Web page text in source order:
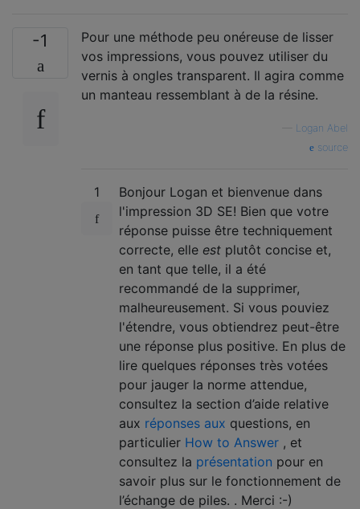
-1
Pour une méthode peu onéreuse de lisser
vos impressions, vous pouvez utiliser du
vernis à ongles transparent. Il agira comme
un manteau ressemblant à de la résine.
Logan Abel
source
1
Bonjour Logan et bienvenue dans
l'impression 3D SE! Bien que votre
réponse puisse être techniquement
correcte, elle est plutôt concise et,
en tant que telle, il a été
recommandé de la supprimer,
malheureusement. Si vous pouviez
l'étendre, vous obtiendrez peut-être
une réponse plus positive. En plus de
lire quelques réponses très votées
pour jauger la norme attendue,
consultez la section d’aide relative
aux réponses aux questions, en
particulier How to Answer , et
consultez la présentation pour en
savoir plus sur le fonctionnement de
l’échange de piles. . Merci :-)